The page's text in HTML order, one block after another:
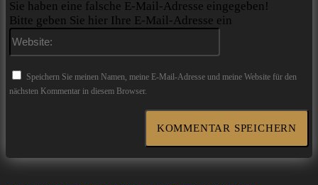
Sie haben eine falsche E-Mail-Adresse eingegeben!
Bitte geben Sie hier Ihre E-Mail-Adresse ein
Speichern Sie meinen Namen, meine E-Mail-Adresse und meine Website für den
nächsten Kommentar in diesem Browser.